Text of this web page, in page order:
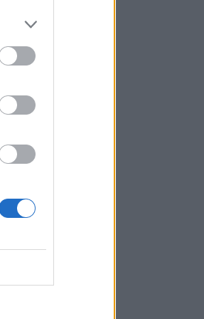
si všimol aj klub
člen
”
aby ukázali, že ju